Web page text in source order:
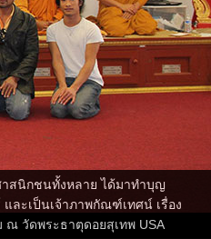
าสนิกชนทั้งหลาย ได้มาทำบุญ
ละเป็นเจ้าภาพกัณฑ์เทศน์ เรื่อง
วัดพระธาตุดอยสุเทพ USA